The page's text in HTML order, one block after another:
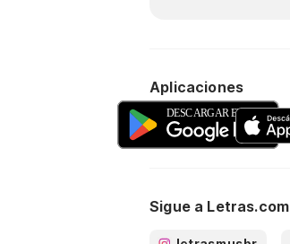
Aplicaciones
Sigue a Letras.com